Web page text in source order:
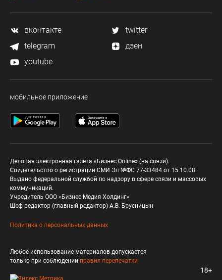
вконтакте
twitter
telegram
дзен
youtube
мобильное приложение
Деловая электронная газета «Бизнес Online» (на связи).
Свидетельство о регистрации СМИ Эл №ФС 77-33484 от 15.10.08.
Выдано федеральной службой по надзору в сфере связи и массовых
коммуникаций.
Учредитель ООО «Бизнес Медия Холдинг»
Шеф-редактор (главный редактор) А.В. Брусницын
Политика о персональных данных
Любое использование материалов допускается
только при соблюдении правил перепечатки
18+